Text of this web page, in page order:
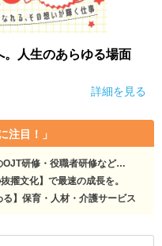
。人生のあらゆる場面
詳細を見る
注目！」
OJT研修・役職者研修など…
擢文化】で最速の成長を。
】保育・人材・介護サービス